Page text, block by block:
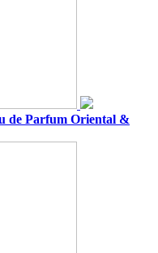
de Parfum Oriental &